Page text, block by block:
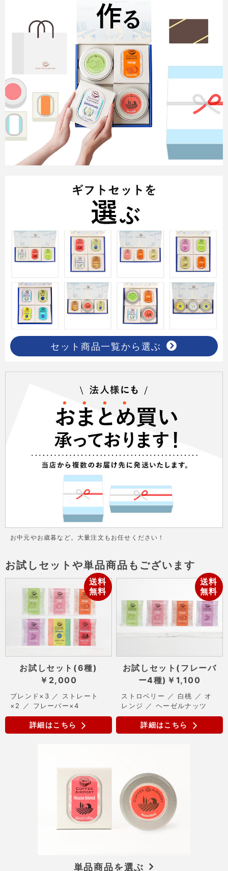
セット商品一覧から選ぶ
お中元やお歳暮など。大量注文もお任せください！
お試しセットや単品商品もございます
送料
無料
お試しセット(6種)
￥2,000
ブレンド×3 ／ ストレート
×2 ／ フレーバー×4
詳細はこちら
送料
無料
お試しセット(フレーバ
ー4種) ￥1,100
ストロベリー ／ 白桃 ／ オ
レンジ ／ ヘーゼルナッツ
詳細はこちら
単品商品を選ぶ